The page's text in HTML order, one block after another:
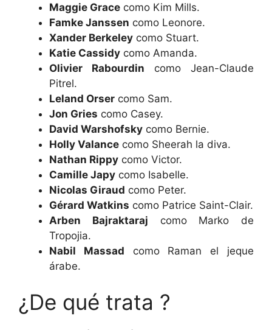
Maggie Grace como Kim Mills.
Famke Janssen como Leonore.
Xander Berkeley como Stuart.
Katie Cassidy como Amanda.
Olivier Rabourdin como Jean-Claude
Pitrel.
Leland Orser como Sam.
Jon Gries como Casey.
David Warshofsky como Bernie.
Holly Valance como Sheerah la diva.
Nathan Rippy como Victor.
Camille Japy como Isabelle.
Nicolas Giraud como Peter.
Gérard Watkins como Patrice Saint-Clair.
Arben Bajraktaraj como Marko de
Tropojia.
Nabil Massad como Raman el jeque
árabe.
¿De qué trata ?